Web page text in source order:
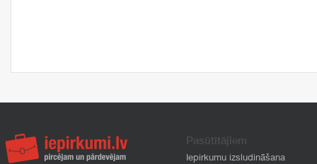
Pasūtītājiem
Iepirkumu izsludināšana